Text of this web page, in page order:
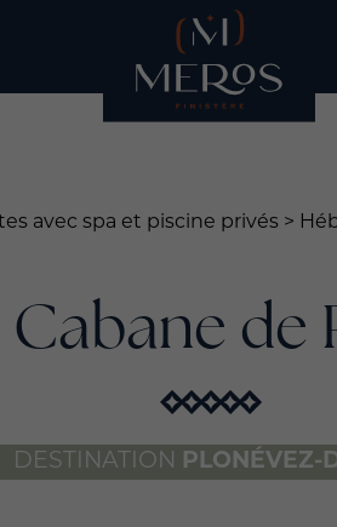
avec spa et piscine privés >
Cabane de
DESTINATION PLONÉVEZ-